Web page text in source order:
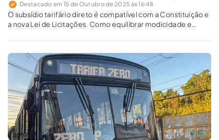
Destacado em 15 de Outubro de 2025 às 16:48
O subsídio tarifário direto é compatível com a Constituição e
a nova Lei de Licitações. Como equilibrar modicidade e